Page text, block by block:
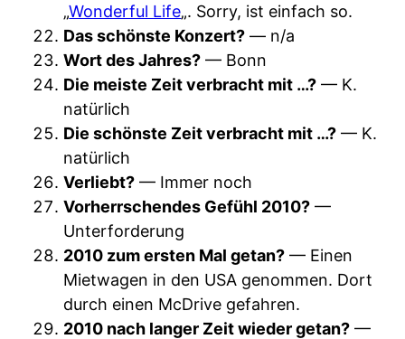
„Wonderful Life„. Sorry, ist einfach so.
Das schönste Konzert? — n/a
Wort des Jahres? — Bonn
Die meiste Zeit verbracht mit …? — K.
natürlich
Die schönste Zeit verbracht mit …? — K.
natürlich
Verliebt? — Immer noch
Vorherrschendes Gefühl 2010? —
Unterforderung
2010 zum ersten Mal getan? — Einen
Mietwagen in den USA genommen. Dort
durch einen McDrive gefahren.
2010 nach langer Zeit wieder getan? —